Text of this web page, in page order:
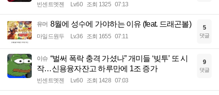
빈센트멧젠 Lv.60 조회 1325 07:13
유머 8월에 성수에 가야하는 이유 (feat. 드래곤볼)
마일드원두 Lv.36 조회 1655 07:11
5
댓글
이슈 “벌써 폭락 충격 가셨나” 개미들 ‘빚투’ 또 시
작…신용융자잔고 하루만에 1조 증가
빈센트멧젠 Lv.60 조회 1428 07:03
9
댓글